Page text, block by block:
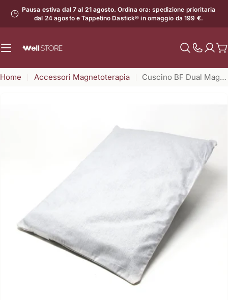
contenuto
Pausa estiva dal 7 al 21 agosto. Ordina ora: spedizione prioritaria
dal 24 agosto e Tappetino Dastick® in omaggio da 199 €.
il
numero
Home Accessori Magnetoterapia Cuscino BF Dual Mag 50 x 70 cm
Apri supporto 0 in modalità modale